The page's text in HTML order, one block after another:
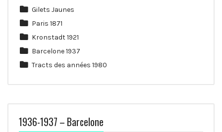
Gilets Jaunes
Paris 1871
Kronstadt 1921
Barcelone 1937
Tracts des années 1980
1936-1937 – Barcelone